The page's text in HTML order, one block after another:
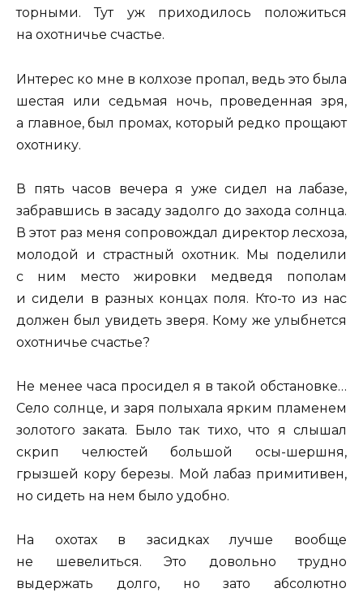
торными. Тут уж приходилось положиться
на охотничье счастье.
Интерес ко мне в колхозе пропал, ведь это была
шестая или седьмая ночь, проведенная зря,
а главное, был промах, который редко прощают
охотнику.
В пять часов вечера я уже сидел на лабазе,
забравшись в засаду задолго до захода солнца.
В этот раз меня сопровождал директор лесхоза,
молодой и страстный охотник. Мы поделили
с ним место жировки медведя пополам
и сидели в разных концах поля. Кто-то из нас
должен был увидеть зверя. Кому же улыбнется
охотничье счастье?
Не менее часа просидел я в такой обстановке…
Село солнце, и заря полыхала ярким пламенем
золотого заката. Было так тихо, что я слышал
скрип челюстей большой осы-шершня,
грызшей кору березы. Мой лабаз примитивен,
но сидеть на нем было удобно.
На охотах в засидках лучше вообще
не шевелиться. Это довольно трудно
выдержать долго, но зато абсолютно